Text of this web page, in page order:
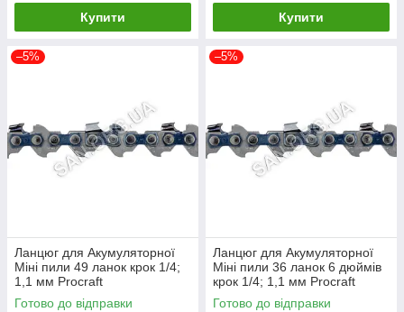
Купити Купити
–5%
Ланцюг для Акумуляторної
Міні пили 49 ланок крок 1/4;
1,1 мм Procraft
Готово до відправки
–5%
Ланцюг для Акумуляторної
Міні пили 36 ланок 6 дюймів
крок 1/4; 1,1 мм Procraft
Готово до відправки